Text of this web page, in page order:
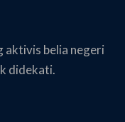
belia negeri
didekati.